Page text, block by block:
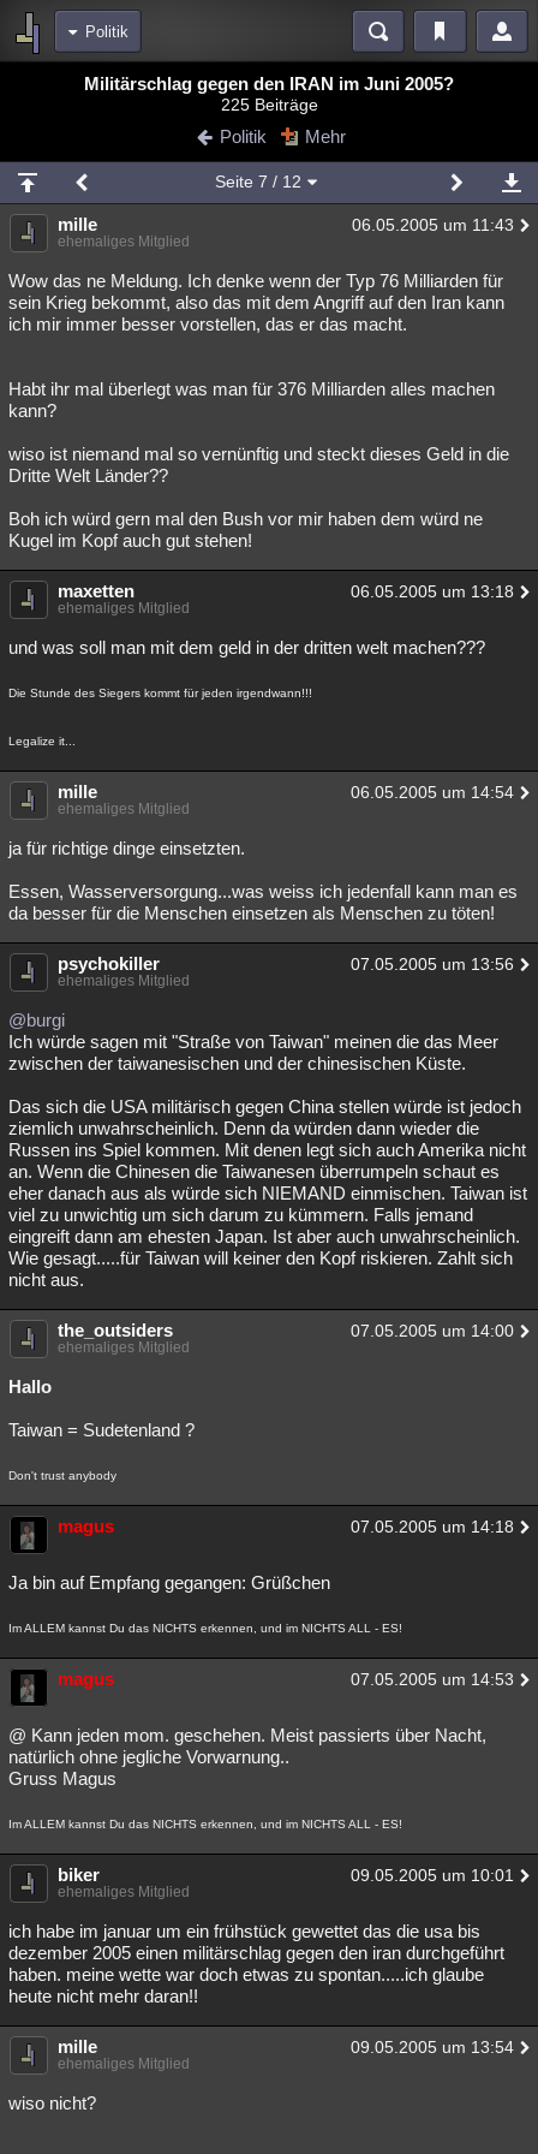
Politik
Blogs Videos
Chat Wiki Neuigkeiten
meine Rubriken
Menschen Mystery Kriminalfälle
Spiritualität Verschwörungen Technologie Ufologie
Natur Umfragen Unterhaltung
Philosophie Träume Orte Esoterik Literatur
Astronomie Helpdesk Gruppen Gaming Filme
Übersichten
Lesenswert Schlüsselwörter
Militärschlag gegen den IRAN im Juni 2005?
225 Beiträge
Politik Mehr
Seite 7 / 12
mille 06.05.2005 um 11:43
ehemaliges Mitglied
Wow das ne Meldung. Ich denke wenn der Typ 76 Milliarden für
sein Krieg bekommt, also das mit dem Angriff auf den Iran kann
ich mir immer besser vorstellen, das er das macht.
Habt ihr mal überlegt was man für 376 Milliarden alles machen
kann?
wiso ist niemand mal so vernünftig und steckt dieses Geld in die
Dritte Welt Länder??
Boh ich würd gern mal den Bush vor mir haben dem würd ne
Kugel im Kopf auch gut stehen!
maxetten 06.05.2005 um 13:18
ehemaliges Mitglied
und was soll man mit dem geld in der dritten welt machen???
Die Stunde des Siegers kommt für jeden irgendwann!!!
Legalize it...
mille 06.05.2005 um 14:54
ehemaliges Mitglied
ja für richtige dinge einsetzten.
Essen, Wasserversorgung...was weiss ich jedenfall kann man es
da besser für die Menschen einsetzen als Menschen zu töten!
psychokiller 07.05.2005 um 13:56
ehemaliges Mitglied
@burgi
Ich würde sagen mit "Straße von Taiwan" meinen die das Meer
zwischen der taiwanesischen und der chinesischen Küste.
Das sich die USA militärisch gegen China stellen würde ist jedoch
ziemlich unwahrscheinlich. Denn da würden dann wieder die
Russen ins Spiel kommen. Mit denen legt sich auch Amerika nicht
an. Wenn die Chinesen die Taiwanesen überrumpeln schaut es
eher danach aus als würde sich NIEMAND einmischen. Taiwan ist
viel zu unwichtig um sich darum zu kümmern. Falls jemand
eingreift dann am ehesten Japan. Ist aber auch unwahrscheinlich.
Wie gesagt.....für Taiwan will keiner den Kopf riskieren. Zahlt sich
nicht aus.
the_outsiders 07.05.2005 um 14:00
ehemaliges Mitglied
Hallo
Taiwan = Sudetenland ?
Don't trust anybody
magus 07.05.2005 um 14:18
Ja bin auf Empfang gegangen: Grüßchen
Im ALLEM kannst Du das NICHTS erkennen, und im NICHTS ALL - ES!
magus 07.05.2005 um 14:53
@ Kann jeden mom. geschehen. Meist passierts über Nacht,
natürlich ohne jegliche Vorwarnung..
Gruss Magus
Im ALLEM kannst Du das NICHTS erkennen, und im NICHTS ALL - ES!
biker 09.05.2005 um 10:01
ehemaliges Mitglied
ich habe im januar um ein frühstück gewettet das die usa bis
dezember 2005 einen militärschlag gegen den iran durchgeführt
haben. meine wette war doch etwas zu spontan.....ich glaube
heute nicht mehr daran!!
mille 09.05.2005 um 13:54
ehemaliges Mitglied
wiso nicht?